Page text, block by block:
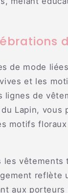
de mode
et les
lignes de
Lapin, vous
motifs
les vêtements
reflète
aux porteurs